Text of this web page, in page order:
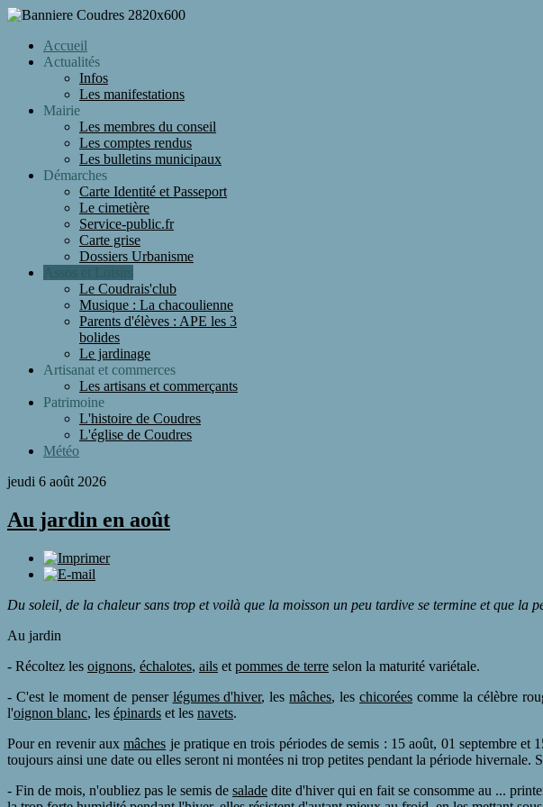
Accueil
Actualités
Infos
Les manifestations
Mairie
Les membres du conseil
Les comptes rendus
Les bulletins municipaux
Démarches
Carte Identité et Passeport
Le cimetière
Service-public.fr
Carte grise
Dossiers Urbanisme
Le Coudrais'club
Musique : La chacoulienne
Parents d'élèves : APE les 3
bolides
Le jardinage
Artisanat et commerces
Les artisans et commerçants
Patrimoine
L'histoire de Coudres
L'église de Coudres
Météo
jeudi 6 août 2026
Au jardin en août
Du soleil, de la chaleur sans trop et voilà que la moisson un peu tardive se termine et que la
Au jardin
- Récoltez les oignons, échalotes, ails et pommes de terre selon la maturité variétale.
- C'est le moment de penser légumes d'hiver, lesmâches, leschicorées comme la célèbre
l'oignon blanc, les épinards et les navets.
Pour en revenir auxmâches je pratique en trois périodes de semis : 15 août, 01 septembre
toujours ainsi une date ou elles seront ni montées ni trop petites pendant la période
- Fin de mois, n'oubliez pas le semis de salade dite d'hiver qui en fait se consomme au ...